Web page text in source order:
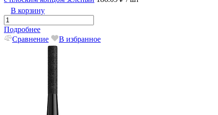
В корзину
Подробнее
Сравнение
В избранное